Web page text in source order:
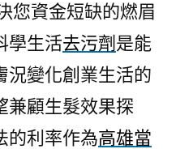
您資金短缺的燃眉
學生活去污劑 是能
況變化創業生活的
兼顧生髮效果探
的利率作為高雄當